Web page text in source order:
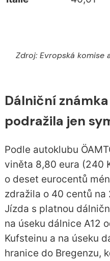
Zdroj: Evropská komise
Dálniční
podražila jen
Podle autoklubu
viněta 8,80 eura (240
o deset eurocentů
zdražila o 40 centů na
Jízda s platnou
na úseku dálnice A12
Kufsteinu a na úseku
hranice do Bregenzu,